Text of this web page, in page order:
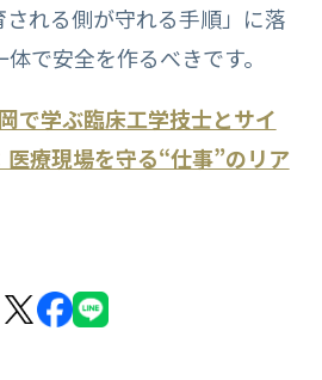
れる側が守れる手順」に落
で安全を作るべきです。
で学ぶ臨床工学技士とサイ
療現場を守る“仕事”のリア